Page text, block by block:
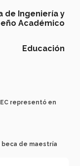
de Ingeniería y
Académico
Educación
representó en
beca de maestría